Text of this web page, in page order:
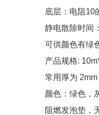
底层：电阻10
静电散除时间
可供颜色有绿
产品规格:
常用厚为
颜色：绿色，
阻燃发泡垫，